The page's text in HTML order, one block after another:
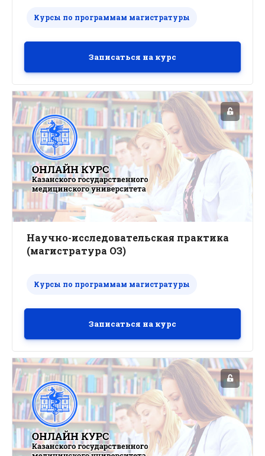
Курсы по программам магистратуры
Записаться на курс
Научно-исследовательская практика
(магистратура ОЗ)
Курсы по программам магистратуры
Записаться на курс